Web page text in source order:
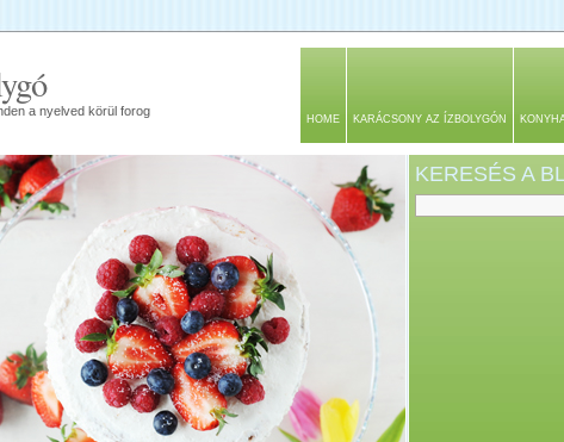
a nyelved körül forog
HOME KARÁCSONY AZ ÍZBOLYGÓN
KERESÉS A